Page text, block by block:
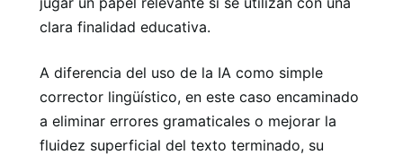
clara finalidad educativa.
A diferencia del uso de la IA como simple
corrector lingüístico, en este caso encaminado
a eliminar errores gramaticales o mejorar la
fluidez superficial del texto terminado, su